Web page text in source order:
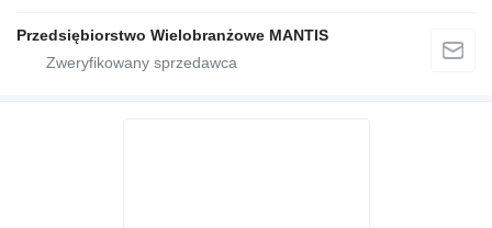
Przedsiębiorstwo Wielobranżowe MANTIS